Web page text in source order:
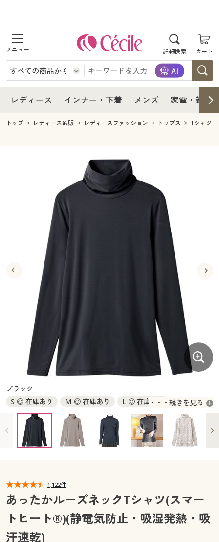
詳細検索 カート
商品を探す
レディース
レディースファッション
インナー・下着
インナー・下着通販すべて
ジュニア・ティーンズ下着
メンズ
キッチン・雑貨・日用品
寝具・インテリア・家具
寝具・インテリア・家具通販すべて
寝具・ベッド
カーテン・ラグ・ファブリック
美容・健康通販すべて
美容・健康・サプリメント
制服・スクール
制服・スクールすべて
制服・学生服
ジュニア・ティーンズ下着
大きいサイズ
大きいサイズ通販すべて
大きいサイズ レディース服
大きいサイズ レディース下着
大きいサイズ メンズ
大きいサイズ 事務・制服
バーゲン
バーゲンセール
シークレットセール
詳細検索
商品カテゴリ一覧
カタログ
カタログ・チラシからのご注文
デジタルカタログ
カタログ無料プレゼント
マイページ
閲覧履歴
レディース インナー・下着 メンズ 家電・雑貨
レディース
レディース通販すべて
レディースファッション
インナー・下着
インナー・下着通販すべて
ジュニア・ティーンズ下着
メンズ
キッチン・雑貨・日用品
寝具・インテリア・家具通販すべて
寝具・ベッド
カーテン・ラグ・ファブリック
美容・健康通販すべて
美容・健康・サプリメント
制服・スクール
制服・スクールすべて
制服・学生服
ジュニア・ティーンズ下着
大きいサイズ
大きいサイズ通販すべて
大きいサイズ レディース服
大きいサイズ レディース下着
大きいサイズ メンズ
大きいサイズ 事務・制服
バーゲンセール
シークレットセール
詳細検索
商品カテゴリ一覧
カタログ
カタログ・チラシからのご注文
カタログ無料プレゼント
会員メニュー
閲覧履歴
お気に入り
サポート
トップ レディース通販 レディースファッション トップス Tシャツ
ブラック
S ◎ 在庫あり
M ◎ 在庫あり
L ◎ 在庫あり
LL ◎ 在庫あり
3L ◎ 在庫あり 4L～5L ◎ 在庫あり
続きを見る
1,122件
あったかルーズネックTシャツ(スマー
トヒート®)(静電気防止・吸湿発熱・吸
汗速乾)